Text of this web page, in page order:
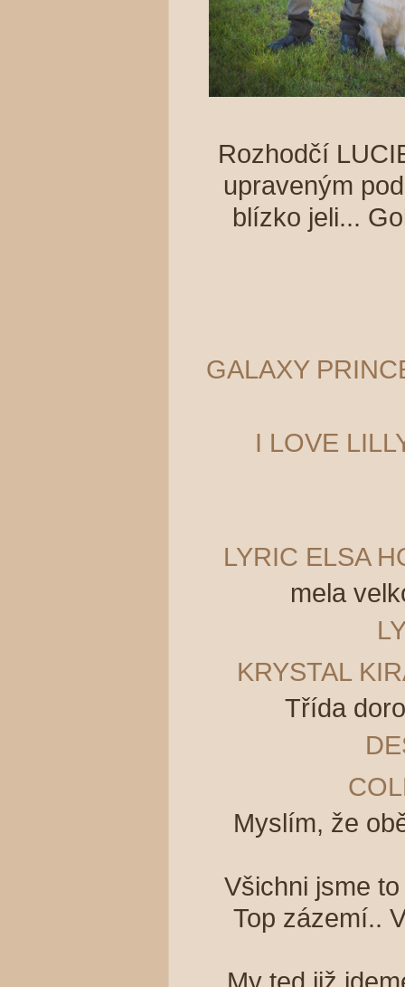
Rozhodčí
upraveným
blízko jeli...
GALAXY
I LOVE
LYRIC ELSA
mela
KRYSTAL
Třída
Myslím, že
Všichni jsme
Top zázemí..